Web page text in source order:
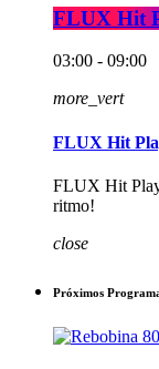
FLUX Hit
03:00 - 09:00
more_vert
FLUX Hit
FLUX Hit Play
ritmo!
close
Próximos